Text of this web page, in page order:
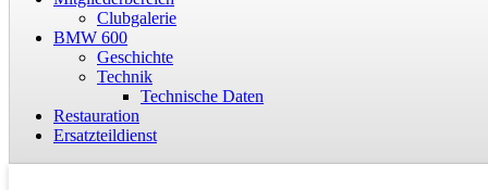
Clubgalerie
BMW 600
Geschichte
Technik
Technische Daten
Restauration
Ersatzteildienst